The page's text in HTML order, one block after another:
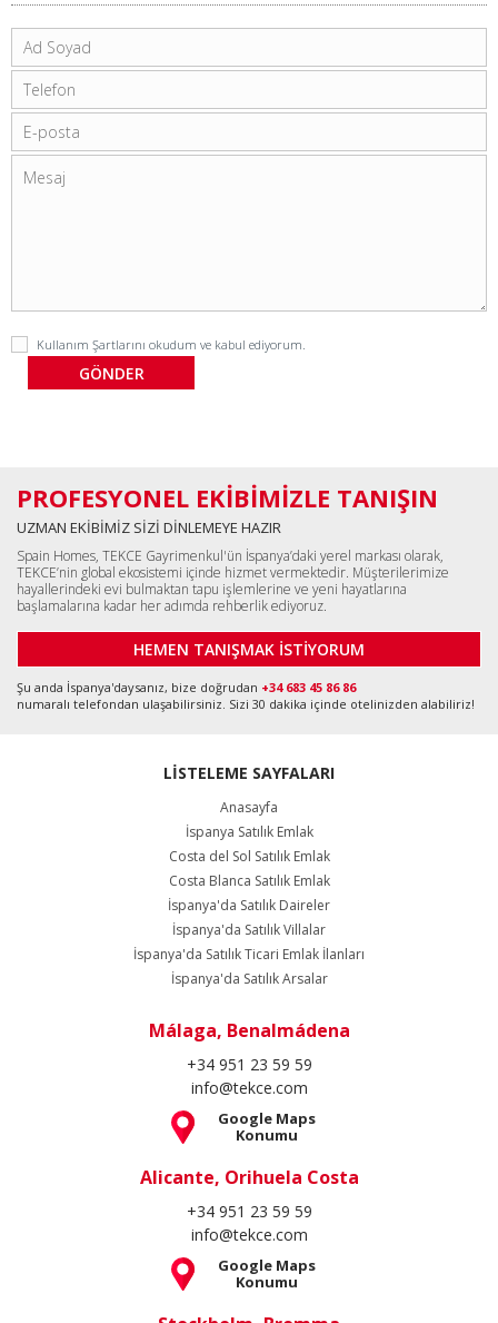
Kullanım Şartlarını okudum ve kabul ediyorum.
PROFESYONEL EKİBİMİZLE TANIŞIN
UZMAN EKİBİMİZ SİZİ DİNLEMEYE HAZIR
Spain Homes, TEKCE Gayrimenkul'ün İspanya’daki yerel markası olarak,
TEKCE’nin global ekosistemi içinde hizmet vermektedir. Müşterilerimize
hayallerindeki evi bulmaktan tapu işlemlerine ve yeni hayatlarına
başlamalarına kadar her adımda rehberlik ediyoruz.
HEMEN TANIŞMAK İSTİYORUM
Şu anda İspanya'daysanız, bize doğrudan +34 683 45 86 86
numaralı telefondan ulaşabilirsiniz. Sizi 30 dakika içinde otelinizden alabiliriz!
LİSTELEME SAYFALARI
Anasayfa
İspanya Satılık Emlak
Costa del Sol Satılık Emlak
Costa Blanca Satılık Emlak
İspanya'da Satılık Daireler
İspanya'da Satılık Villalar
İspanya'da Satılık Ticari Emlak İlanları
İspanya'da Satılık Arsalar
Málaga, Benalmádena
+34 951 23 59 59
info@tekce.com
Google Maps
Konumu
Alicante, Orihuela Costa
+34 951 23 59 59
info@tekce.com
Google Maps
Konumu